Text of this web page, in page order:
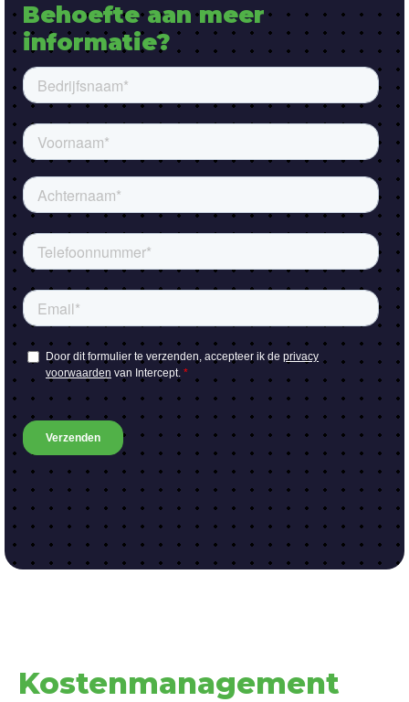
Behoefte aan meer
informatie?
Kostenmanagement